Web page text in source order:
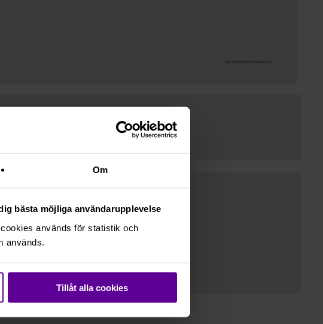
Om
bästa möjliga användarupplevelse
används för statistik och
används.
Tillåt alla cookies
Obj.nr:
4057-P019